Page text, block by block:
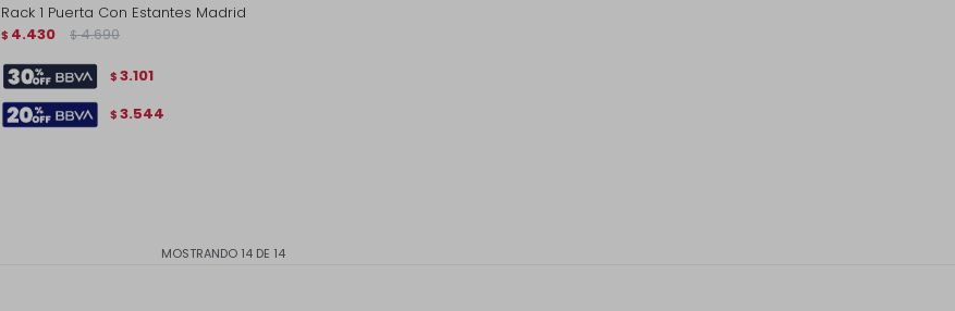
Rack 1 Puerta Con Estantes Madrid
$ 4.430 $ 4.690
$ 3.101
$ 3.544
MOSTRANDO 14 DE 14